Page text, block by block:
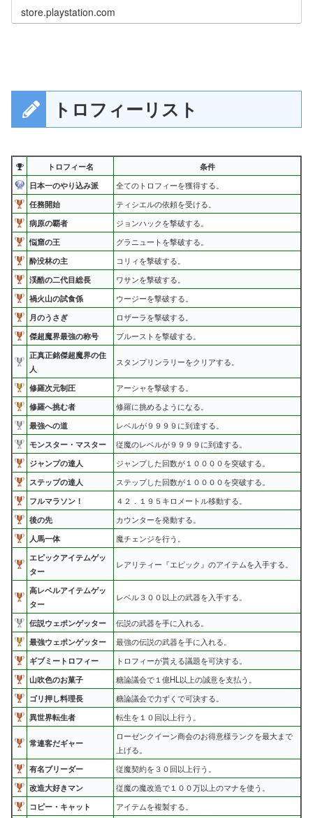
store.playstation.com
トロフィーリスト
トロフィー名
条件
日本一のやり込み派
全てのトロフィーを獲得する。
任務開始
ティシエルの依頼を受ける。
病原の覇者
ジョンハックを撃破する。
悩窟の王
グラニュートを撃破する。
酔没林の主
コリィを撃破する。
渓酷の二代目総長
ワサンを撃破する。
禍火山の試食係
ウージーを撃破する。
月のうさぎ
ロザーラを撃破する。
傑超魔界最強の称号
ブルーストを撃破する。
正真正銘傑超魔界の住
人
スタンプリンラリーをクリアする。
修羅次元制圧
アーシャを撃破する。
修羅へ挑む者
修羅に挑めるようになる。
最強への道
レベルが９９９９に到達する。
モンスター・マスター
従魔のレベルが９９９９に到達する。
ジャンプの達人
ジャンプした回数が１００００を突破する。
ステップの達人
ステップした回数が１００００を突破する。
フルマラソン！
４２．１９５キロメートル移動する。
後の先
カウンターを発動する。
人馬一体
魔チェンジを行う。
エピックアイテムゲッ
ター
レアリティー『エピック』のアイテムを入手する。
高レベルアイテムゲッ
ター
レベル３００以上の武器を入手する。
伝説ウェポンゲッター
伝説の武器を手に入れる。
最強ウェポンゲッター
最強の伝説の武器を手に入れる。
ギブミートロフィー
トロフィーが貰える議題を可決する。
山吹色のお菓子
糖論議会で１億HL以上の誠意を支払う。
ゴリ押し料理長
糖論議会で力ずくで可決する。
異世界転生者
転生を１０回以上行う。
常連客だギャー
ローゼンクイーン商会のお得意様ランクを最大まで
上げる。
有名ブリーダー
従魔契約を３０回以上行う。
改造大好きマン
従魔の魔改造で１００万以上のマナを使う。
コピー・キャット
アイテムを複製する。